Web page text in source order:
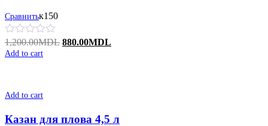
Сравнитьк150
1,200.00MDL Original
880.00MDL
Add to cart
Add to cart
Казан для плова 4,5 л